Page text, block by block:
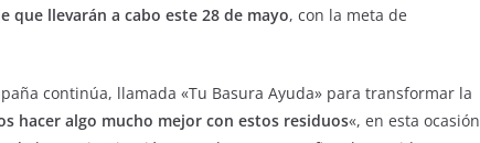
que llevarán a cabo este 28 de mayo, con la meta de
continúa, llamada «Tu Basura Ayuda» para transformar la
hacer algo mucho mejor con estos residuos«, en esta ocasión